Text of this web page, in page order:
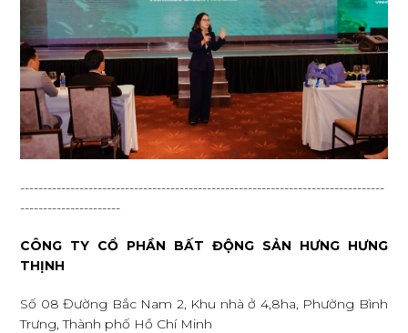
--------------------------------------------------------------------------------
----------------------
CÔNG TY CỔ PHẦN BẤT ĐỘNG SẢN HƯNG HƯNG
THỊNH
Số 08 Đường Bắc Nam 2, Khu nhà ở 4,8ha, Phường Bình
Trưng, Thành phố Hồ Chí Minh